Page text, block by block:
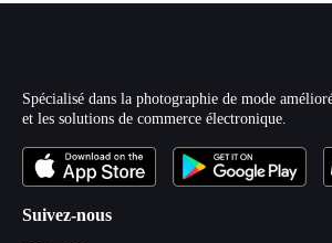
Spécialisé dans la photographie de mode
et les solutions de commerce électronique.
Suivez-nous